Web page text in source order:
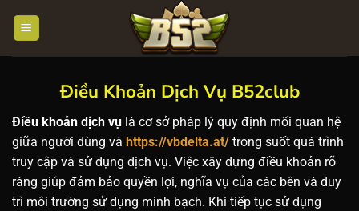
Điều Khoản Dịch Vụ B52club
Điều khoản dịch vụ là cơ sở pháp lý quy định mối quan hệ
giữa người dùng và https://vbdelta.at/ trong suốt quá trình
truy cập và sử dụng dịch vụ. Việc xây dựng điều khoản rõ
ràng giúp đảm bảo quyền lợi, nghĩa vụ của các bên và duy
trì môi trường sử dụng minh bạch. Khi tiếp tục sử dụng